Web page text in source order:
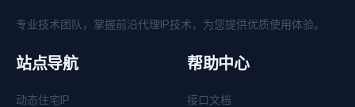
专业技术团队，掌握前沿代理IP技术，为您提供优质使用体验。
站点导航
动态住宅IP
帮助中心
接口文档